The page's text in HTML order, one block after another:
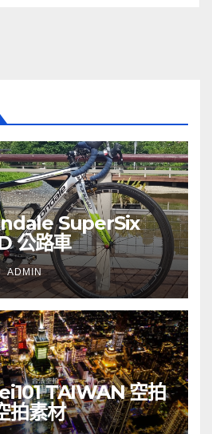
SuperSix
公路車
ADMIN
TAIWAN 空拍
拍素材